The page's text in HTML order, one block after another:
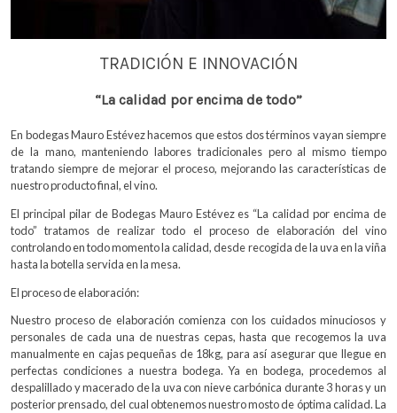
TRADICIÓN E INNOVACIÓN
“La calidad por encima de todo”
En bodegas Mauro Estévez hacemos que estos dos términos vayan siempre
de la mano, manteniendo labores tradicionales pero al mismo tiempo
tratando siempre de mejorar el proceso, mejorando las características de
nuestro producto final, el vino.
El principal pilar de Bodegas Mauro Estévez es “La calidad por encima de
todo” tratamos de realizar todo el proceso de elaboración del vino
controlando en todo momento la calidad, desde recogida de la uva en la viña
hasta la botella servida en la mesa.
El proceso de elaboración:
Nuestro proceso de elaboración comienza con los cuidados minuciosos y
personales de cada una de nuestras cepas, hasta que recogemos la uva
manualmente en cajas pequeñas de 18kg, para así asegurar que llegue en
perfectas condiciones a nuestra bodega. Ya en bodega, procedemos al
despalillado y macerado de la uva con nieve carbónica durante 3 horas y un
posterior prensado, del cual obtenemos nuestro mosto de óptima calidad. La